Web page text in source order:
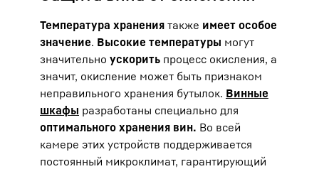
Температура хранения также имеет особое
значение. Высокие температуры могут
значительно ускорить процесс окисления, а
значит, окисление может быть признаком
неправильного хранения бутылок. Винные
шкафы разработаны специально для
оптимального хранения вин. Во всей
камере этих устройств поддерживается
постоянный микроклимат, гарантирующий